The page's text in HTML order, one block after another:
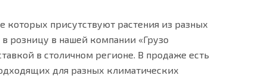
присутствуют растения из разных
розницу в нашей компании «Грузо
в столичном регионе. В продаже есть
для разных климатических